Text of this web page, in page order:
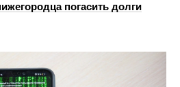
погасить долги